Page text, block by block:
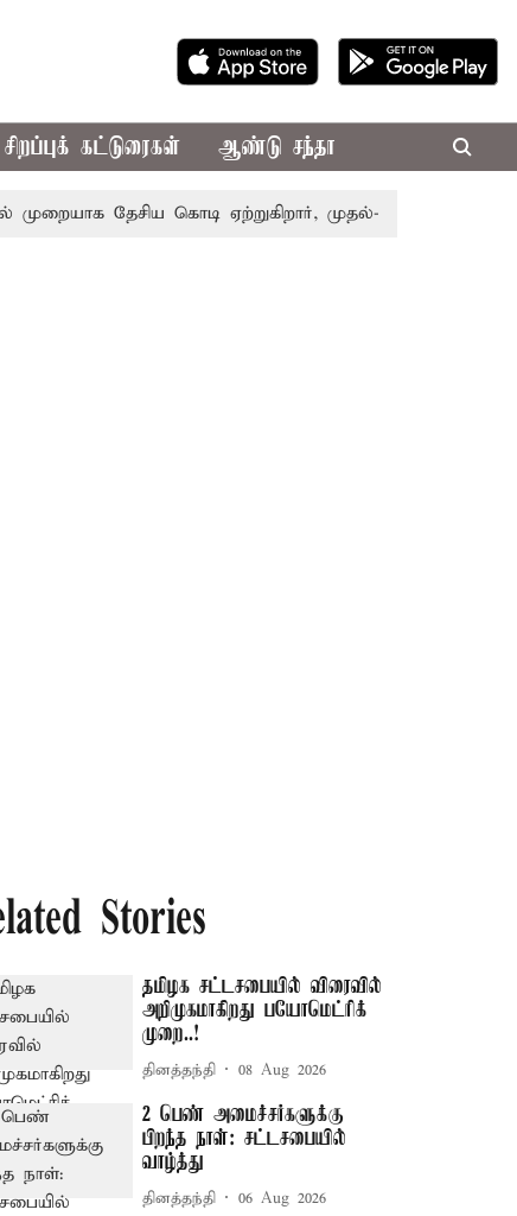
சிறப்புக் கட்டுரைகள் ஆண்டு சந்தா
தேசிய கொடி ஏற்றுகிறார், முதல்-அமைச்சர் விஜய்!
Stories
தமிழக சட்டசபையில் விரைவில்
அறிமுகமாகிறது பயோமெட்ரிக்
முறை..!
தினத்தந்தி 08 Aug 2026
2 பெண் அமைச்சர்களுக்கு
பிறந்த நாள்: சட்டசபையில்
வாழ்த்து
தினத்தந்தி 06 Aug 2026